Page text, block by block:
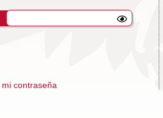
contraseña